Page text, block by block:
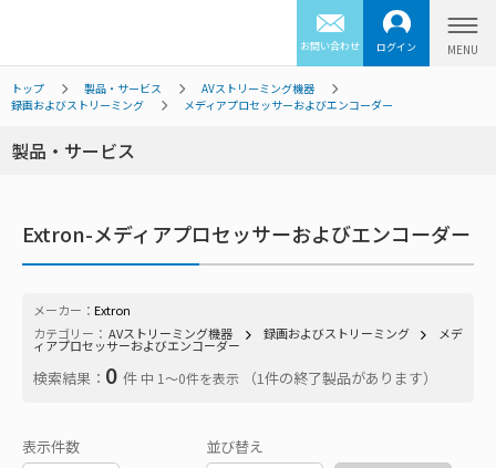
お問い合わせ ログイン
トップ 製品・サービス
AVストリーミング機器
録画およびストリーミング
メディアプロセッサーおよびエンコーダー
製品・サービス
Extron-メディアプロセッサーおよびエンコーダー
メーカー： Extron
カテゴリー： AVストリーミング機器 録画およびストリーミング メデ
ィアプロセッサーおよびエンコーダー
検索結果： 0 件 中 1〜0件を表示 （1件の終了製品があります）
表示件数 並び替え